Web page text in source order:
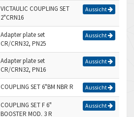
VICTAULIC COUPLING SET
2"CRN16
Aussicht
Adapter plate set
CR/CRN32, PN25
Aussicht
Adapter plate set
CR/CRN32, PN16
Aussicht
COUPLING SET 6"BM NBR R Aussicht
COUPLING SET F 6"
BOOSTER MOD. 3 R
Aussicht